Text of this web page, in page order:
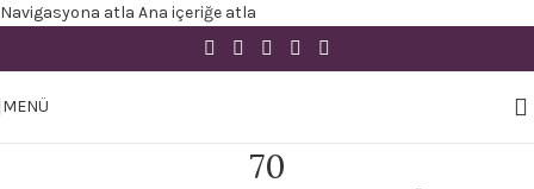
Navigasyona atla Ana içeriğe atla
MENÜ
70